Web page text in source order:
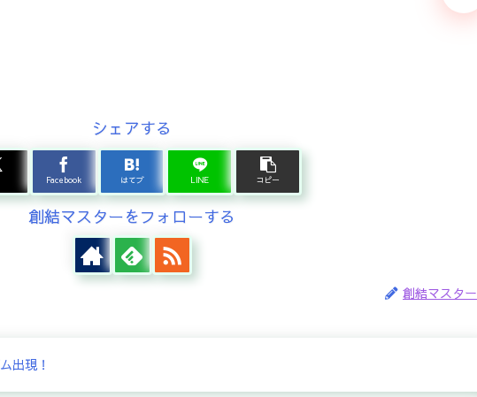
シェアする
Facebook はてブ LINE コピー
創結マスターをフォローする
創結マスター
出現！